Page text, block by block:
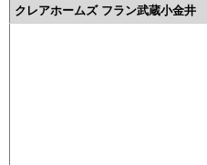
クレアホームズ フラン武蔵小金井